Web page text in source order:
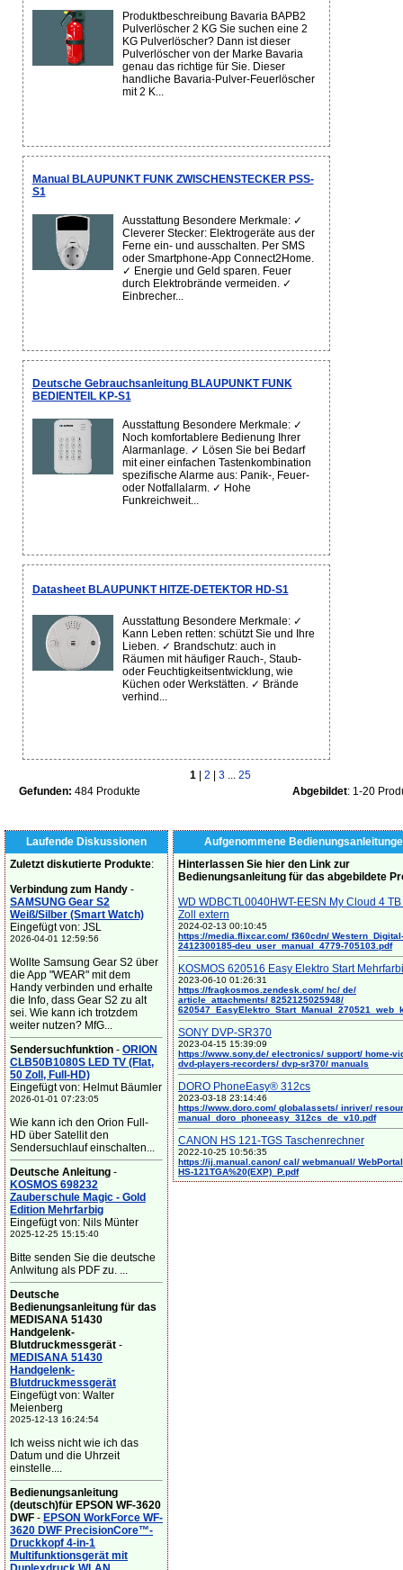
Produktbeschreibung Bavaria BAPB2
Pulverlöscher 2 KG Sie suchen eine 2
KG Pulverlöscher? Dann ist dieser
Pulverlöscher von der Marke Bavaria
genau das richtige für Sie. Dieser
handliche Bavaria-Pulver-Feuerlöscher
mit 2 K...
Manual BLAUPUNKT FUNK ZWISCHENSTECKER PSS-
S1
Ausstattung Besondere Merkmale: ✓
Cleverer Stecker: Elektrogeräte aus der
Ferne ein- und ausschalten. Per SMS
oder Smartphone-App Connect2Home.
✓ Energie und Geld sparen. Feuer
durch Elektrobrände vermeiden. ✓
Einbrecher...
Deutsche Gebrauchsanleitung BLAUPUNKT FUNK
BEDIENTEIL KP-S1
Ausstattung Besondere Merkmale: ✓
Noch komfortablere Bedienung Ihrer
Alarmanlage. ✓ Lösen Sie bei Bedarf
mit einer einfachen Tastenkombination
spezifische Alarme aus: Panik-, Feuer-
oder Notfallalarm. ✓ Hohe
Funkreichweit...
Datasheet BLAUPUNKT HITZE-DETEKTOR HD-S1
Ausstattung Besondere Merkmale: ✓
Kann Leben retten: schützt Sie und Ihre
Lieben. ✓ Brandschutz: auch in
Räumen mit häufiger Rauch-, Staub-
oder Feuchtigkeitsentwicklung, wie
Küchen oder Werkstätten. ✓ Brände
verhind...
1 2 3... 25
Gefunden: 484 Produkte Abgebildet: 1-20
Laufende Diskussionen
Zuletzt diskutierte Produkte:
Verbindung zum Handy -
SAMSUNG Gear S2
Weiß/Silber (Smart Watch)
Eingefügt von: JSL
2026-04-01 12:59:56
Wollte Samsung Gear S2 über
die App "WEAR" mit dem
Handy verbinden und erhalte
die Info, dass Gear S2 zu alt
sei. Wie kann ich trotzdem
weiter nutzen? MfG...
Sendersuchfunktion - ORION
CLB50B1080S LED TV (Flat,
50 Zoll, Full-HD)
Eingefügt von: Helmut Bäumler
2026-01-01 07:23:05
Wie kann ich den Orion Full-
HD über Satellit den
Sendersuchlauf einschalten...
Deutsche Anleitung -
KOSMOS 698232
Zauberschule Magic - Gold
Edition Mehrfarbig
Eingefügt von: Nils Münter
2025-12-25 15:15:40
Bitte senden Sie die deutsche
Anlwitung als PDF zu. ...
Deutsche
Bedienungsanleitung für das
MEDISANA 51430
Handgelenk-
Blutdruckmessgerät -
MEDISANA 51430
Handgelenk-
Blutdruckmessgerät
Eingefügt von: Walter
Meienberg
2025-12-13 16:24:54
Ich weiss nicht wie ich das
Datum und die Uhrzeit
einstelle....
Bedienungsanleitung
(deutsch)für EPSON WF-3620
DWF - EPSON WorkForce WF-
3620 DWF PrecisionCore™-
Druckkopf 4-in-1
Multifunktionsgerät mit
Aufgenommene
Hinterlassen Sie hier den Link zur
Bedienungsanleitung für das abgebildete
WD WDBCTL0040HWT-EESN My Cloud 4
Zoll extern
2024-02-13 00:10:45
https://media.flixcar.com/ f360cdn/ Western_Digital-
2412300185-deu_user_manual_4779-705103.pdf
KOSMOS 620516 Easy Elektro Start
2023-06-10 01:26:31
https://fragkosmos.zendesk.com/ hc/ de/
article_attachments/ 8252125025948/
SONY DVP-SR370
2023-04-15 15:39:09
https://www.sony.de/ electronics/ support/ home-
dvd-players-recorders/ dvp-sr370/ manuals
DORO PhoneEasy® 312cs
2023-03-18 23:14:46
https://www.doro.com/ globalassets/ inriver/
manual_doro_phoneeasy_312cs_de_v10.pdf
CANON HS 121-TGS Taschenrechner
2022-10-25 10:56:35
https://ij.manual.canon/ cal/ webmanual/
HS-121TGA%20(EXP)_P.pdf